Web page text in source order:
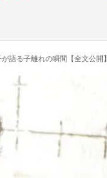
語る子離れの瞬間【全文公開】